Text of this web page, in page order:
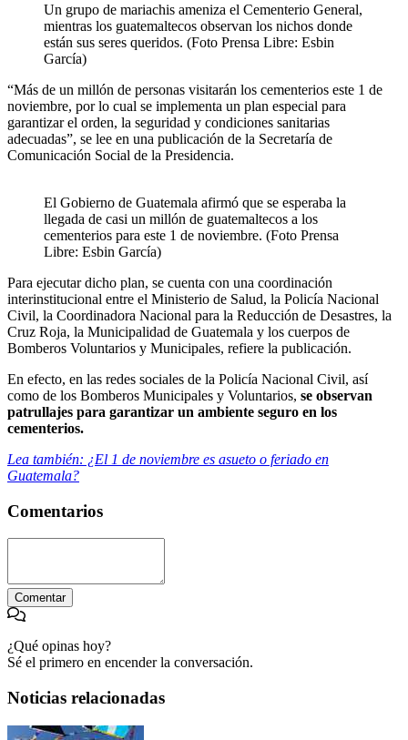
Un grupo de mariachis ameniza el Cementerio General,
mientras los guatemaltecos observan los nichos donde
están sus seres queridos. (Foto Prensa Libre: Esbin
García)
“Más de un millón de personas visitarán los cementerios este 1 de
noviembre, por lo cual se implementa un plan especial para
garantizar el orden, la seguridad y condiciones sanitarias
adecuadas”, se lee en una publicación de la Secretaría de
Comunicación Social de la Presidencia.
El Gobierno de Guatemala afirmó que se esperaba la
llegada de casi un millón de guatemaltecos a los
cementerios para este 1 de noviembre. (Foto Prensa
Libre: Esbin García)
Para ejecutar dicho plan, se cuenta con una coordinación
interinstitucional entre el Ministerio de Salud, la Policía Nacional
Civil, la Coordinadora Nacional para la Reducción de Desastres, la
Cruz Roja, la Municipalidad de Guatemala y los cuerpos de
Bomberos Voluntarios y Municipales, refiere la publicación.
En efecto, en las redes sociales de la Policía Nacional Civil, así
como de los Bomberos Municipales y Voluntarios, se observan
patrullajes para garantizar un ambiente seguro en los
cementerios.
Lea también: ¿El 1 de noviembre es asueto o feriado en
Guatemala?
Comentarios
Comentar
¿Qué opinas hoy?
Sé el primero en encender la conversación.
Noticias relacionadas